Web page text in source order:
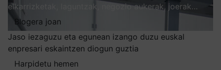
elkarrizketak, laguntzak, negozio aukerak, joerak…
Blogera joan
Jaso iezaguzu eta egunean izango duzu euskal
enpresari eskaintzen diogun guztia
Harpidetu hemen